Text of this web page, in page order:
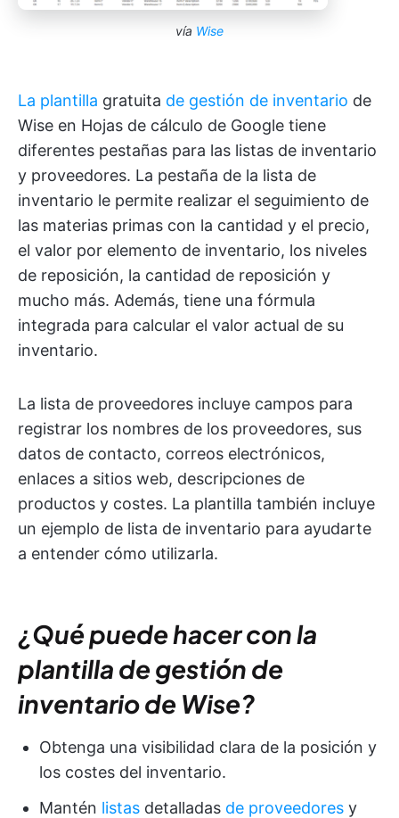
vía Wise
La plantilla gratuita de gestión de inventario de
Wise en Hojas de cálculo de Google tiene
diferentes pestañas para las listas de inventario
y proveedores. La pestaña de la lista de
inventario le permite realizar el seguimiento de
las materias primas con la cantidad y el precio,
el valor por elemento de inventario, los niveles
de reposición, la cantidad de reposición y
mucho más. Además, tiene una fórmula
integrada para calcular el valor actual de su
inventario.
La lista de proveedores incluye campos para
registrar los nombres de los proveedores, sus
datos de contacto, correos electrónicos,
enlaces a sitios web, descripciones de
productos y costes. La plantilla también incluye
un ejemplo de lista de inventario para ayudarte
a entender cómo utilizarla.
¿Qué puede hacer con la
plantilla de gestión de
inventario de Wise?
Obtenga una visibilidad clara de la posición y
los costes del inventario.
Mantén listas detalladas de proveedores y